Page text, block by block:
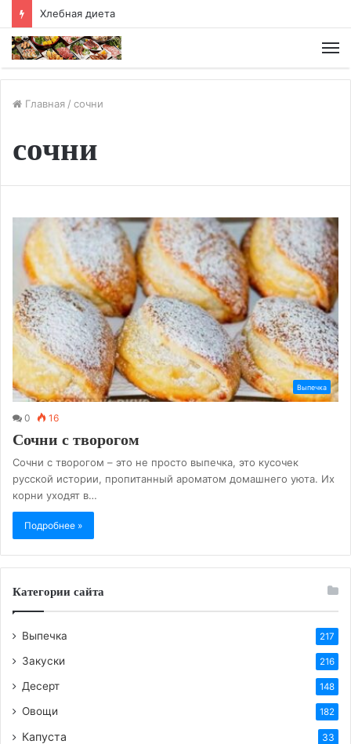
Хлебная диета
Главная / сочни
сочни
Выпечка
0 16
Сочни с творогом
Сочни с творогом – это не просто выпечка, это кусочек
русской истории, пропитанный ароматом домашнего уюта. Их
корни уходят в…
Подробнее »
Категории сайта
Выпечка 217
Закуски 216
Десерт 148
Овощи 182
Капуста 33